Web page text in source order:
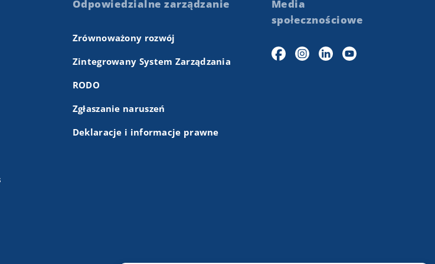
Odpowiedzialne zarządzanie
Zrównoważony rozwój
Zintegrowany System Zarządzania
RODO
Zgłaszanie naruszeń
Deklaracje i informacje prawne
Media
społecznościowe